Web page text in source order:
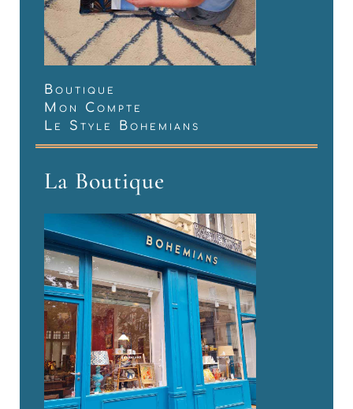
Boutique
Mon Compte
Le Style Bohemians
La Boutique